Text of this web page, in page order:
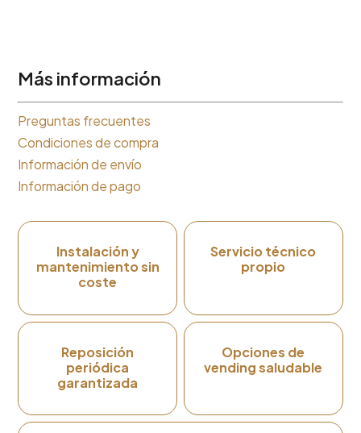
Más información
Preguntas frecuentes
Condiciones de compra
Información de envío
Información de pago
Instalación y
mantenimiento sin
coste
Servicio técnico
propio
Reposición
periódica
garantizada
Opciones de
vending saludable